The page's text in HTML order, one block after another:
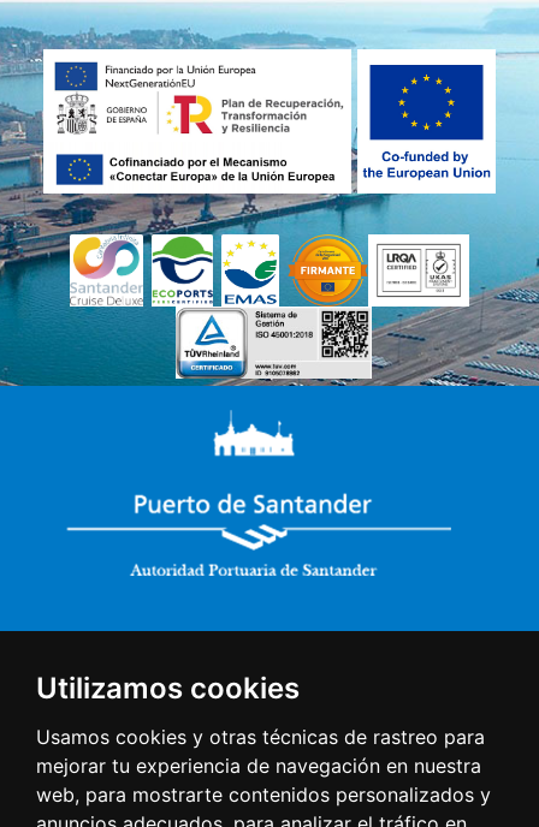
Utilizamos cookies
Usamos cookies y otras técnicas de rastreo para
mejorar tu experiencia de navegación en nuestra
web, para mostrarte contenidos personalizados y
Direct access
Tides